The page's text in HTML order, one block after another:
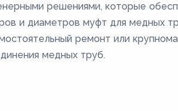
решениями, которые
и диаметров муфт для медных
ремонт или
медных труб.